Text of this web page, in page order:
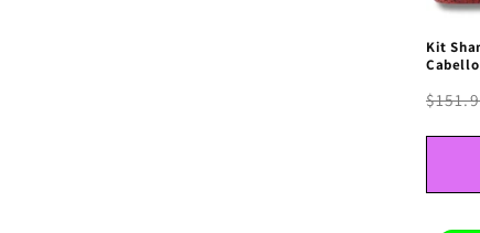
Kit